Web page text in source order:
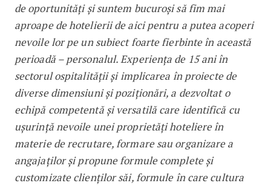
de oportunităţi şi suntem bucuroşi să fim mai
aproape de hotelierii de aici pentru a putea acoperi
nevoile lor pe un subiect foarte fierbinte în această
perioadă – personalul. Experienţa de 15 ani în
sectorul ospitalităţii şi implicarea în proiecte de
diverse dimensiuni şi poziţionări, a dezvoltat o
echipă competentă şi versatilă care identifică cu
uşurinţă nevoile unei proprietăţi hoteliere în
materie de recrutare, formare sau organizare a
angajaţilor şi propune formule complete şi
customizate clienţilor săi, formule în care cultura